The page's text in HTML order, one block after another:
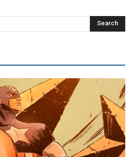
Search